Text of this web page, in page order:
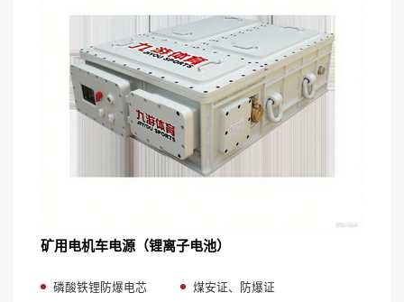
矿用电机车电源（锂离子电池）
磷酸铁锂防爆电芯 煤安证、防爆证